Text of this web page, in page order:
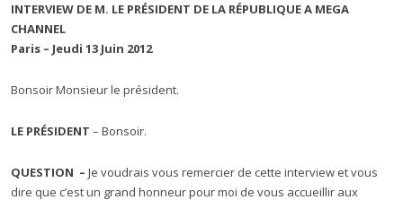
INTERVIEW DE M. LE PRÉSIDENT DE LA RÉPUBLIQUE A MEGA
CHANNEL
Paris – Jeudi 13 Juin 2012
Bonsoir Monsieur le président.
LE PRÉSIDENT – Bonsoir.
QUESTION – Je voudrais vous remercier de cette interview et vous
dire que c’est un grand honneur pour moi de vous accueillir aux